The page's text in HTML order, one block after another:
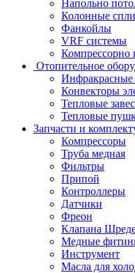
Напольно
Колонные
Фанкойлы
VRF системы
Компрессорно
Отопительное
Инфракрасные
Конвекторы
Тепловые
Тепловые
Запчасти и
Компрессоры
Труба медная
Фильтры
Припой
Контроллеры
Датчики
Фреон
Клапана
Медные
Инструмент
Масла для